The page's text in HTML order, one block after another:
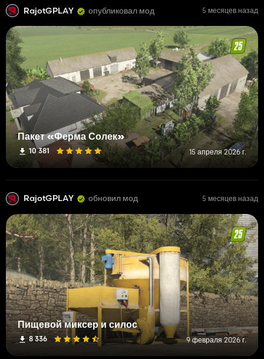
RajotGPLAY опубликовал мод 5 месяцев назад
Пакет «Ферма Солек»
10 381 15 апреля 2026 г.
RajotGPLAY обновил мод 5 месяцев назад
Пищевой миксер и силос
8 336 9 февраля 2026 г.